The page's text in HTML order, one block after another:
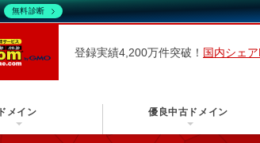
登録実績4,200万件突破！ 国内シェア
ドメイン 優良中古ドメイン
無料診断